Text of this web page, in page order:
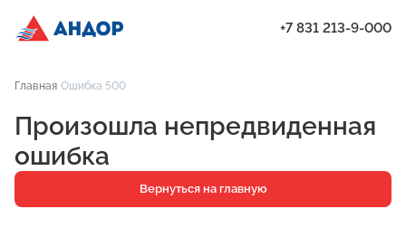
Проекты
Квартиры
Паркинг
Кладовые
+7 831 213-9-000
Главная Ошибка 500
Произошла непредвиденная
ошибка
Вернуться на главную